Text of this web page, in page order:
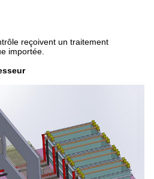
reçoivent un traitement
importée.